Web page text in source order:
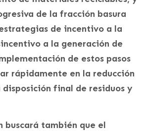
de la fracción basura
de incentivo a la
a la generación de
de estos pasos
rápidamente en la reducción
disposición final de residuos y
buscará también que el